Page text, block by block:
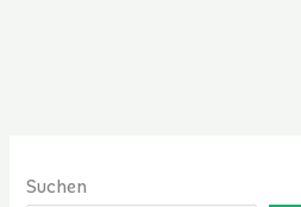
Suchen